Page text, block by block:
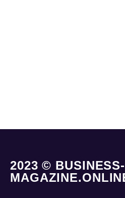
2023 © BUSINESS-